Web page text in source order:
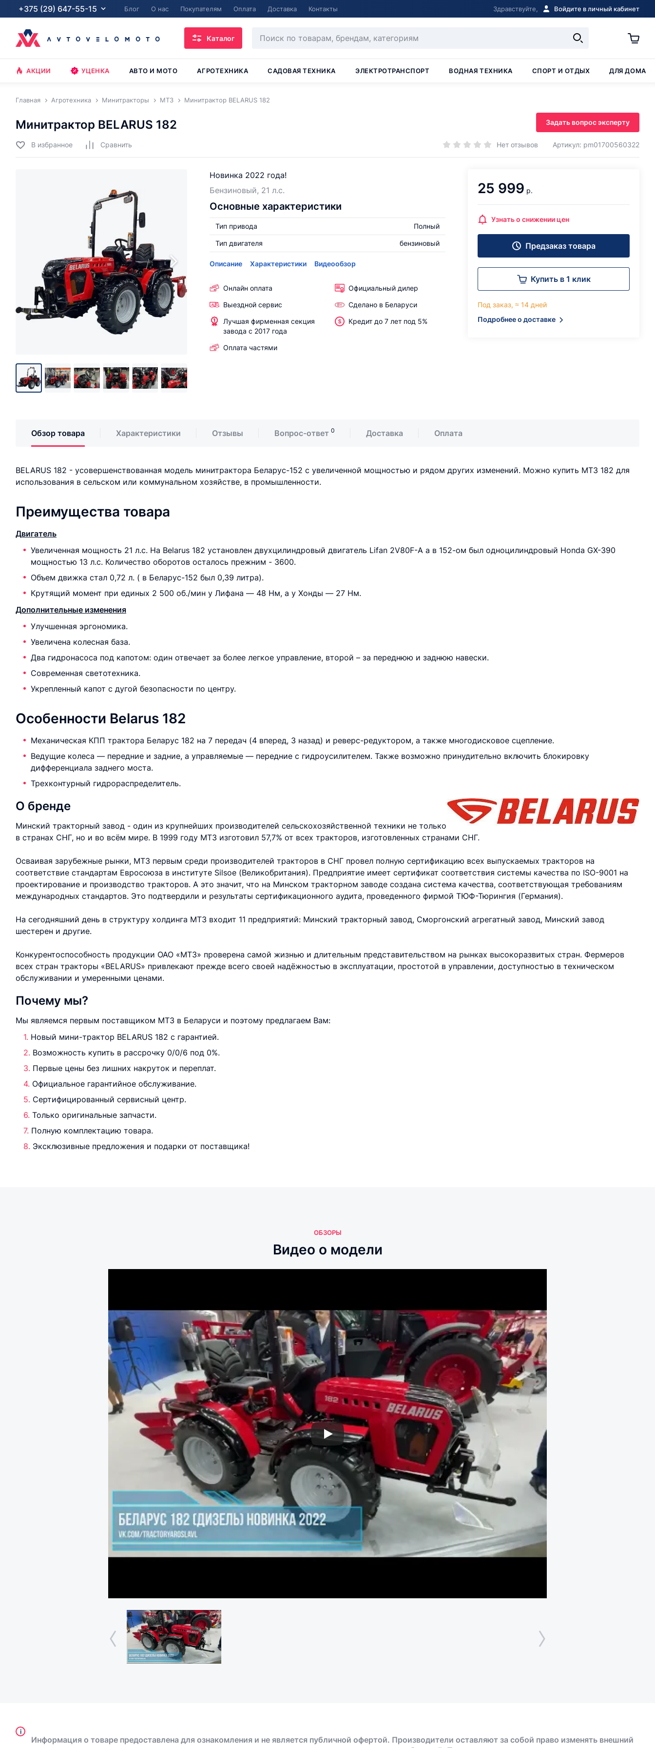
+375 (29) 647-55-15 Блог О нас Покупателям Оплата Доставка Контакты Здравствуйте, Войдите в личный кабинет
Каталог
АКЦИИ УЦЕНКА АВТО И МОТО АГРОТЕХНИКА САДОВАЯ ТЕХНИКА ЭЛЕКТРОТРАНСПОРТ ВОДНАЯ ТЕХНИКА СПОРТ И ОТДЫХ ДЛЯ ДОМА
Главная Агротехника Минитракторы МТЗ Минитрактор BELARUS 182
Минитрактор BELARUS 182 Задать вопрос эксперту
В избранное Cравнить Нет отзывов Артикул: pm01700560322
Новинка 2022 года!
Бензиновый, 21 л.с.
Основные характеристики
Тип привода Полный
Тип двигателя бензиновый
Описание Характеристики Видеообзор
Онлайн оплата
Официальный дилер
Выездной сервис
Сделано в Беларуси
Лучшая фирменная секция
завода с 2017 года
Кредит до 7 лет под 5%
Оплата частями
25 999 р.
Узнать о снижении цен
Предзаказ товара
Купить в 1 клик
Под заказ, ≈ 14 дней
Подробнее о доставке
Обзор товара Характеристики Отзывы Вопрос-ответ 0 Доставка Оплата
BELARUS 182 - усовершенствованная модель минитрактора Беларус-152 с увеличенной мощностью и рядом других изменений. Можно купить МТЗ 182 для
использования в сельском или коммунальном хозяйстве, в промышленности.
Преимущества товара
Двигатель
Увеличенная мощность 21 л.с. На Belarus 182 установлен двухцилиндровый двигатель Lifan 2V80F-A а в 152-ом был одноцилиндровый Honda GX-390
мощностью 13 л.с. Количество оборотов осталось прежним - 3600.
Объем движка стал 0,72 л. ( в Беларус-152 был 0,39 литра).
Крутящий момент при единых 2 500 об./мин у Лифана — 48 Нм, а у Хонды — 27 Нм.
Дополнительные изменения
Улучшенная эргономика.
Увеличена колесная база.
Два гидронасоса под капотом: один отвечает за более легкое управление, второй – за переднюю и заднюю навески.
Современная светотехника.
Укрепленный капот с дугой безопасности по центру.
Особенности Belarus 182
Механическая КПП трактора Беларус 182 на 7 передач (4 вперед, 3 назад) и реверс-редуктором, а также многодисковое сцепление.
Ведущие колеса — передние и задние, а управляемые — передние с гидроусилителем. Также возможно принудительно включить блокировку
дифференциала заднего моста.
Трехконтурный гидрораспределитель.
О бренде
Минский тракторный завод - один из крупнейших производителей сельскохозяйственной техники не только
в странах СНГ, но и во всём мире. В 1999 году МТЗ изготовил 57,7% от всех тракторов, изготовленных странами СНГ.
Осваивая зарубежные рынки, МТЗ первым среди производителей тракторов в СНГ провел полную сертификацию всех выпускаемых тракторов на
соответствие стандартам Евросоюза в институте Silsoe (Великобритания). Предприятие имеет сертификат соответствия системы качества по ISO-9001 на
проектирование и производство тракторов. А это значит, что на Минском тракторном заводе создана система качества, соответствующая требованиям
международных стандартов. Это подтвердили и результаты сертификационного аудита, проведенного фирмой ТЮФ-Тюрингия (Германия).
На сегодняшний день в структуру холдинга МТЗ входит 11 предприятий: Минский тракторный завод, Сморгонский агрегатный завод, Минский завод
шестерен и другие.
Конкурентоспособность продукции ОАО «МТЗ» проверена самой жизнью и длительным представительством на рынках высокоразвитых стран. Фермеров
всех стран тракторы «BELARUS» привлекают прежде всего своей надёжностью в эксплуатации, простотой в управлении, доступностью в техническом
обслуживании и умеренными ценами.
Почему мы?
Мы являемся первым поставщиком МТЗ в Беларуси и поэтому предлагаем Вам:
Новый мини-трактор BELARUS 182 с гарантией.
Возможность купить в рассрочку 0/0/6 под 0%.
Первые цены без лишних накруток и переплат.
Официальное гарантийное обслуживание.
Сертифицированный сервисный центр.
Только оригинальные запчасти.
Полную комплектацию товара.
Эксклюзивные предложения и подарки от поставщика!
ОБЗОРЫ
Видео о модели
i
Информация о товаре предоставлена для ознакомления и не является публичной офертой. Производители оставляют за собой право изменять внешний